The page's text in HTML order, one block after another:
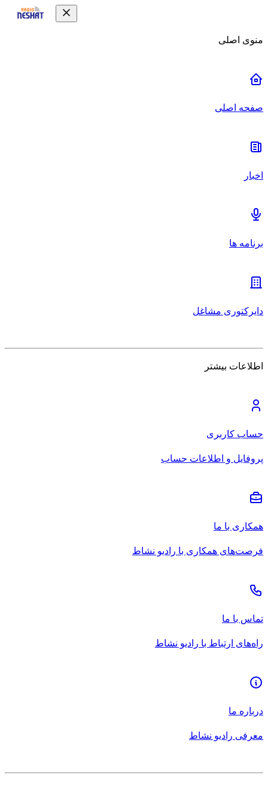
منوی اصلی
صفحه اصلی
اخبار
برنامه ها
دایرکتوری مشاغل
اطلاعات بیشتر
حساب کاربری
پروفایل و اطلاعات حساب
همکاری با ما
فرصت‌های همکاری با رادیو نشاط
تماس با ما
راه‌های ارتباط با رادیو نشاط
درباره ما
معرفی رادیو نشاط